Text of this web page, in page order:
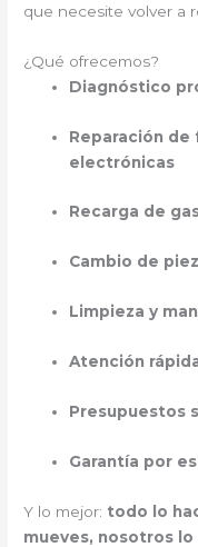
que necesite volver a
¿Qué ofrecemos?
Diagnóstico
Reparación
electrónicas
Recarga de
Cambio de
Limpieza y
Atención
Presupuestos
Garantía por
Y lo mejor: todo lo
mueves, nosotros lo